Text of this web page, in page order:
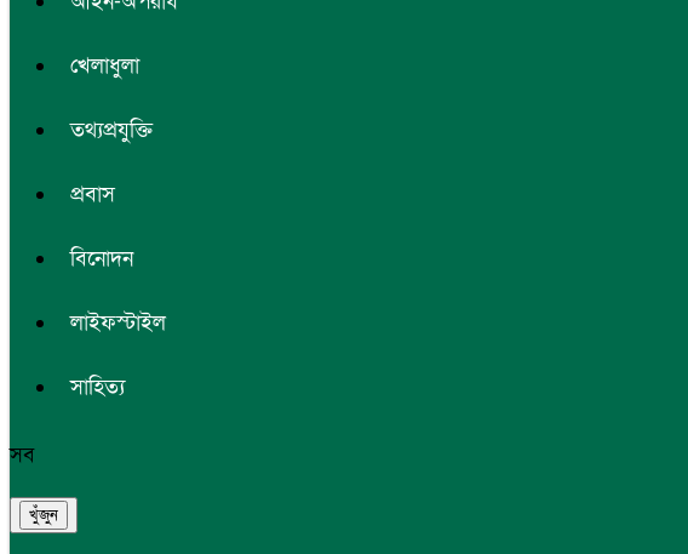
খেলাধুলা
তথ্যপ্রযুক্তি
প্রবাস
বিনোদন
লাইফস্টাইল
সাহিত্য
সব